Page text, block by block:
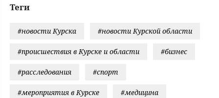
Теги
#новости Курска #новости Курской области
#происшествия в Курске и области #бизнес
#расследования #спорт
#мероприятия в Курске #медицина